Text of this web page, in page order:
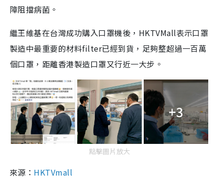
障阻擋病菌。
繼王維基在台灣成功購入口罩機後，HKTVMall表示口罩
製造中最重要的材料filter已經到貨，足夠整超過一百萬
個口罩，距離香港製造口罩又行近一大步。
+3
點擊圖片放大
來源： HKTVmall